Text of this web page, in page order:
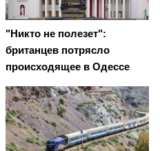
"Никто не полезет":
британцев потрясло
происходящее в Одессе